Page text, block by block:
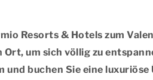
Resorts & Hotels zum
um sich völlig zu
und buchen Sie eine